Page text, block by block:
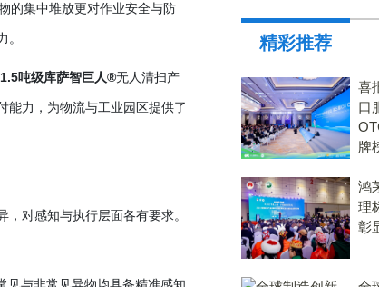
的集中堆放更对作业安全与防
吨级库萨智巨人®无人清扫产
能力，为物流与工业园区提供了
对感知与执行层面各有要求。
精彩推荐
喜
口
牌
鸿
理
彰